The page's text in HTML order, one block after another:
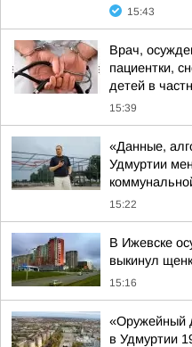
15:43
Врач,
пациентки,
детей в
15:39
«Данные,
Удмуртии
15:22
В Ижевске
выкинул
15:16
«Оружейный
в Удмуртии